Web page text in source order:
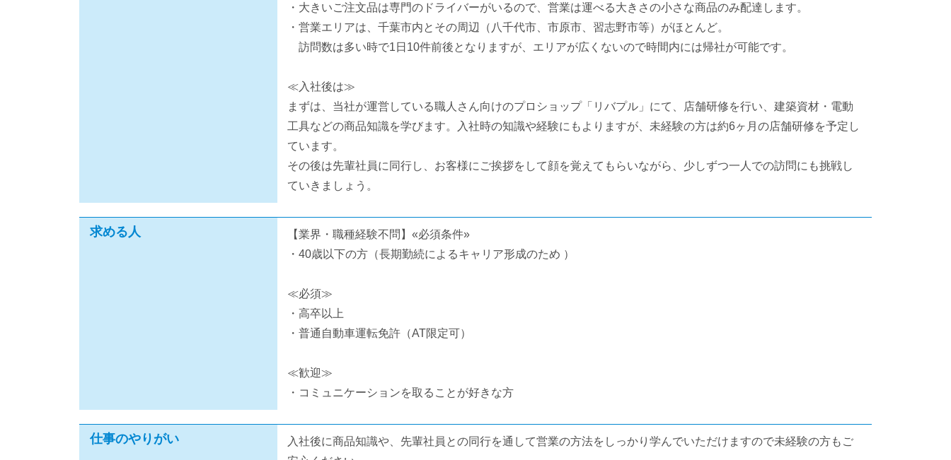
・大きいご注文品は専門のドライバーがいるので、営業は運べる大きさの小さな商品のみ配達します。
・営業エリアは、千葉市内とその周辺（八千代市、市原市、習志野市等）がほとんど。
訪問数は多い時で1日10件前後となりますが、エリアが広くないので時間内には帰社が可能です。
≪入社後は≫
まずは、当社が運営している職人さん向けのプロショップ「リバプル」にて、店舗研修を行い、建築資材・電動
工具などの商品知識を学びます。入社時の知識や経験にもよりますが、未経験の方は約6ヶ月の店舗研修を予定し
ています。
その後は先輩社員に同行し、お客様にご挨拶をして顔を覚えてもらいながら、少しずつ一人での訪問にも挑戦し
ていきましょう。
求める人
【業界・職種経験不問】«必須条件»
・40歳以下の方（長期勤続によるキャリア形成のため ）
≪必須≫
・高卒以上
・普通自動車運転免許（AT限定可）
≪歓迎≫
・コミュニケーションを取ることが好きな方
仕事のやりがい
入社後に商品知識や、先輩社員との同行を通して営業の方法をしっかり学んでいただけますので未経験の方もご